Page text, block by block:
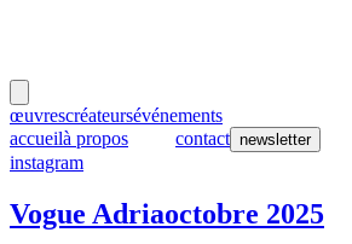
œuvrescréateursévénements
accueilà propos contact newsletter
instagram
Vogue Adriaoctobre 2025